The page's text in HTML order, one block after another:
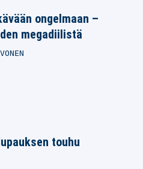
ongelmaan –
megadiilistä
touhu